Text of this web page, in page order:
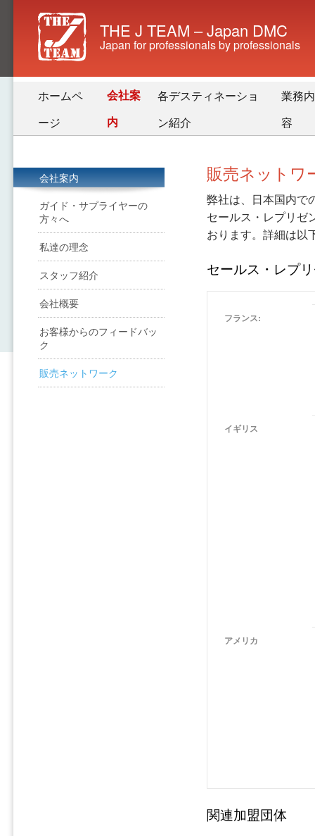
THE J TEAM – Japan DMC
Japan for professionals by professionals
ホームペ
ージ
会社案
内
各デスティネーショ
ン紹介
業務内
容
会社案内
ガイド・サプライヤーの
方々へ
私達の理念
スタッフ紹介
会社概要
お客様からのフィードバッ
ク
販売ネットワーク
販売ネットワ
弊社は、日本国内で
セールス・レプリゼ
おります。詳細は以
セールス・レプ
フランス:
イギリス
アメリカ
関連加盟団体